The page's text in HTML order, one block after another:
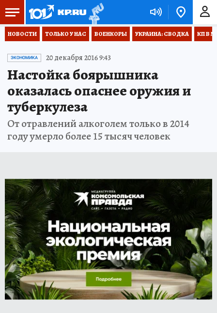
НОВОСТИ ТОЛЬКО У НАС ВОЕНКОРЫ УКРАИНА: СВОДКА КП В
ЭКОНОМИКА 20 декабря 2016 9:43
Настойка боярышника
оказалась опаснее оружия и
туберкулеза
От отравлений алкоголем только в 2014
году умерло более 15 тысяч человек